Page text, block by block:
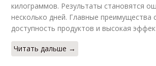
килограммов. Результаты становятся
несколько дней. Главные преимущества
доступность продуктов и высокая
Читать дальше →